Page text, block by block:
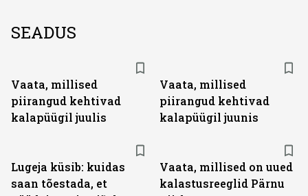
SEADUS
Vaata, millised
piirangud kehtivad
kalapüügil juulis
Vaata, millised
piirangud kehtivad
kalapüügil juunis
Lugeja küsib: kuidas
saan tõestada, et
Vaata, millised on uued
kalastusreeglid Pärnu